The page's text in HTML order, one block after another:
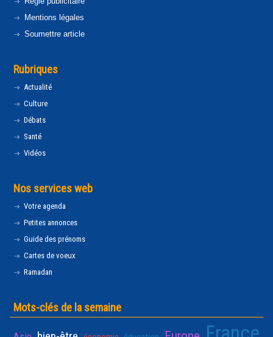
Mentions légales
Soumettre article
Rubriques
Actualité
Culture
Débats
Santé
Vidéos
Nos services web
Votre agenda
Petites annonces
Guide des prénoms
Cartes de voeux
Ramadan
Mots-clés de la semaine